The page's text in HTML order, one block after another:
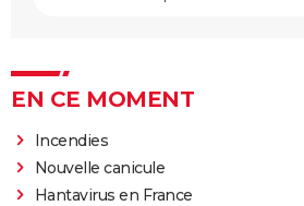
EN CE MOMENT
Incendies
Nouvelle canicule
Hantavirus en France